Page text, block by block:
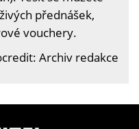
přednášek,
vouchery.
Archiv redakce